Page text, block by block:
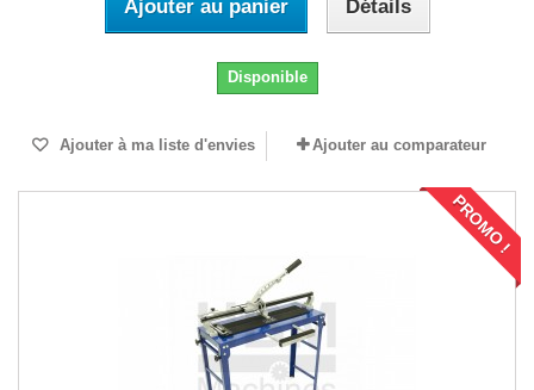
Ajouter au panier Détails
Disponible
Ajouter à ma liste d'envies Ajouter au comparateur
PROMO !